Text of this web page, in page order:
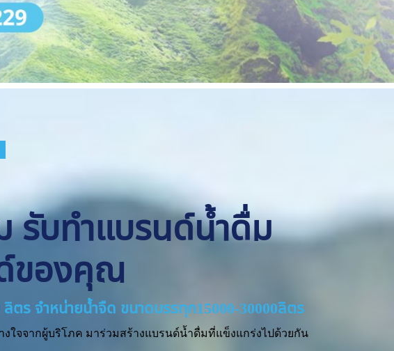
รับทำแบรนด์น้ำดื่ม
ของคุณ
ตร จำหน่ายน้ำจืด ขนาดบรรทุก15000-30000ลิตร
จจากผู้บริโภค มาร่วมสร้างแบรนด์น้ำดื่มที่แข็งแกร่งไปด้วยกัน